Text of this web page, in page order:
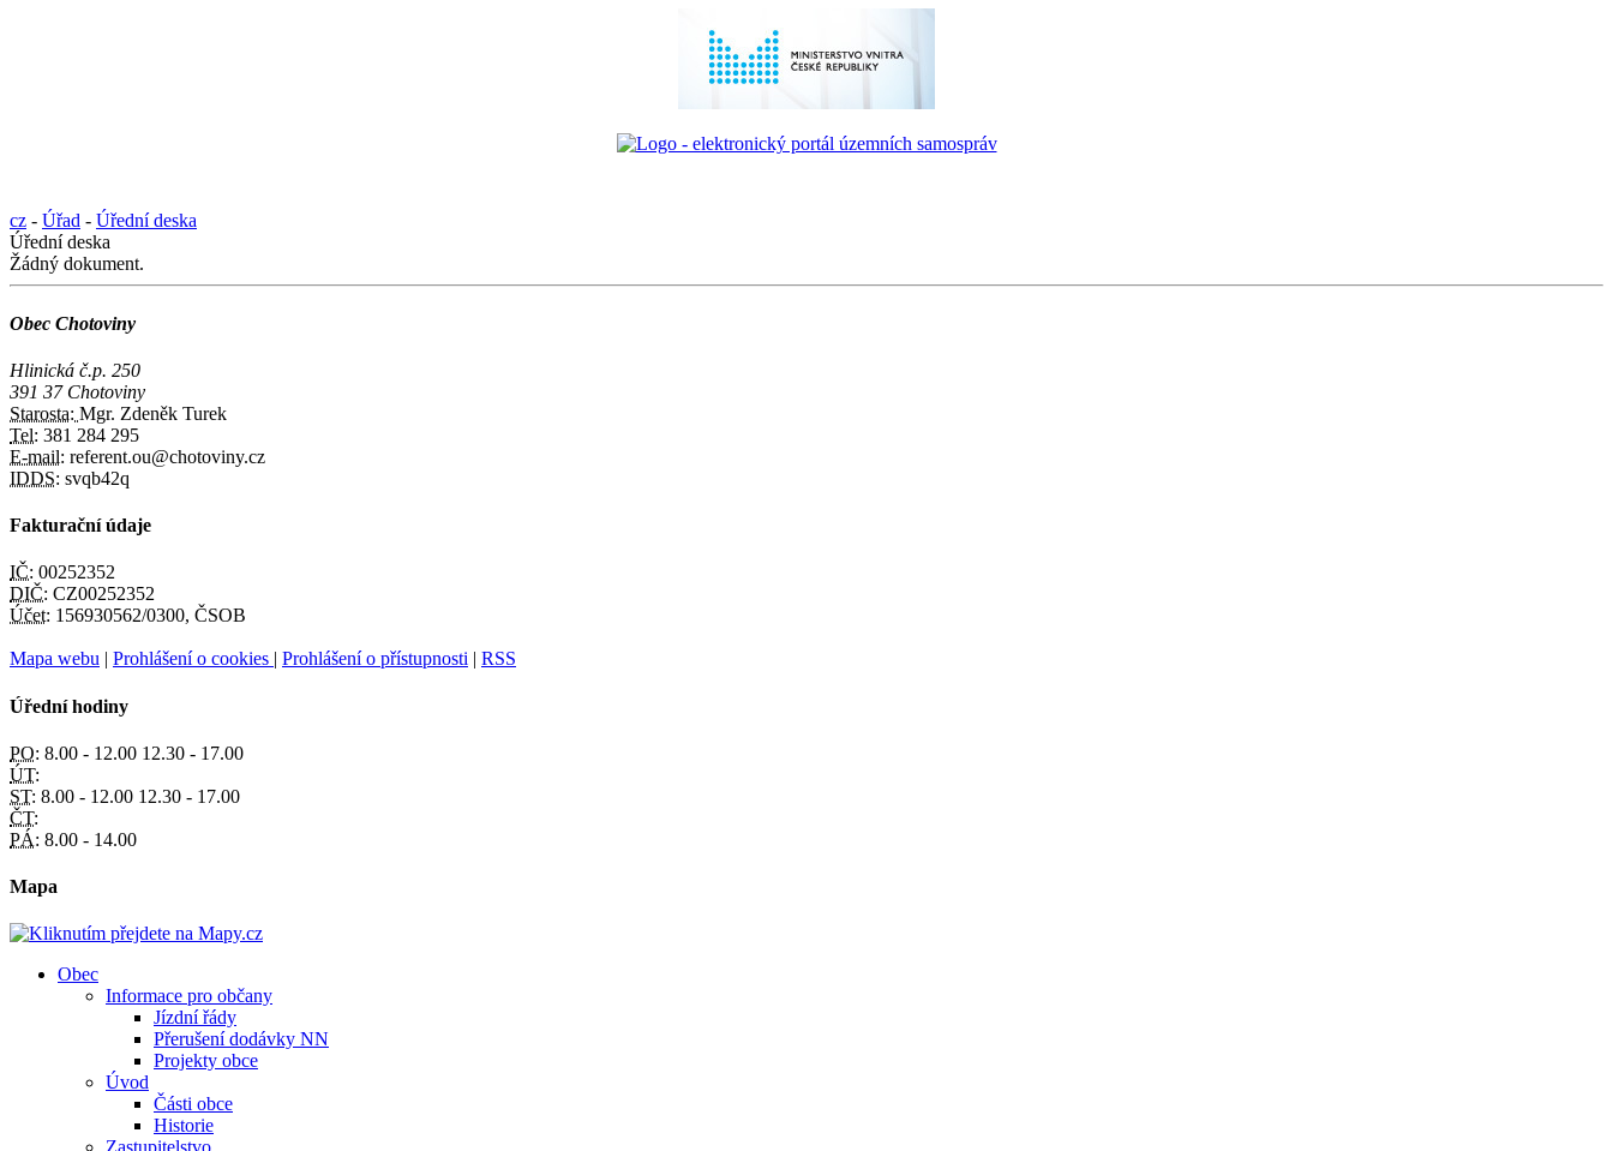
cz - Úřad - Úřední deska
Úřední deska
Žádný dokument.
Obec Chotoviny
Hlinická č.p. 250
391 37 Chotoviny
Starosta: Mgr. Zdeněk Turek
Tel: 381 284 295
E-mail: referent.ou@chotoviny.cz
IDDS: svqb42q
Fakturační údaje
IČ: 00252352
DIČ: CZ00252352
Účet: 156930562/0300, ČSOB
Mapa webu | Prohlášení o cookies | Prohlášení o přístupnosti | RSS
Úřední hodiny
PO: 8.00 - 12.00 12.30 - 17.00
ÚT:
ST: 8.00 - 12.00 12.30 - 17.00
ČT:
PÁ: 8.00 - 14.00
Mapa
Obec
Informace pro občany
Jízdní řády
Přerušení dodávky NN
Projekty obce
Úvod
Části obce
Historie